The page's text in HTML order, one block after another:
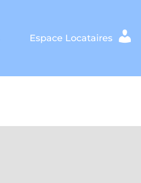
Espace Locataires